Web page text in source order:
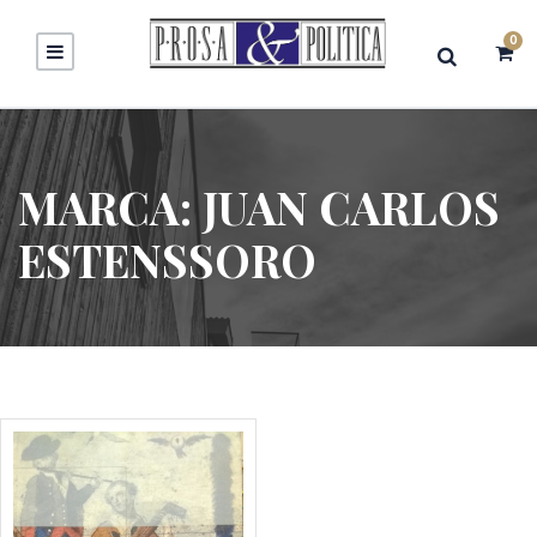
0
MARCA:JUAN CARLOS
ESTENSSORO